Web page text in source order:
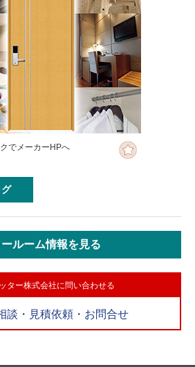
でメーカーHPへ
ルーム情報を見る
ター株式会社に問い合わせる
談・見積依頼・お問合せ